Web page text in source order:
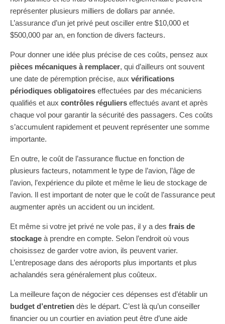
représenter plusieurs milliers de dollars par année.
L’assurance d’un jet privé peut osciller entre $10,000 et
$500,000 par an, en fonction de divers facteurs.
Pour donner une idée plus précise de ces coûts, pensez aux
pièces mécaniques à remplacer, qui d’ailleurs ont souvent
une date de péremption précise, aux vérifications
périodiques obligatoires effectuées par des mécaniciens
qualifiés et aux contrôles réguliers effectués avant et après
chaque vol pour garantir la sécurité des passagers. Ces coûts
s’accumulent rapidement et peuvent représenter une somme
importante.
En outre, le coût de l’assurance fluctue en fonction de
plusieurs facteurs, notamment le type de l’avion, l’âge de
l’avion, l’expérience du pilote et même le lieu de stockage de
l’avion. Il est important de noter que le coût de l’assurance peut
augmenter après un accident ou un incident.
Et même si votre jet privé ne vole pas, il y a des frais de
stockage à prendre en compte. Selon l’endroit où vous
choisissez de garder votre avion, ils peuvent varier.
L’entreposage dans des aéroports plus importants et plus
achalandés sera généralement plus coûteux.
La meilleure façon de négocier ces dépenses est d’établir un
budget d’entretien dès le départ. C’est là qu’un conseiller
financier ou un courtier en aviation peut être d’une aide